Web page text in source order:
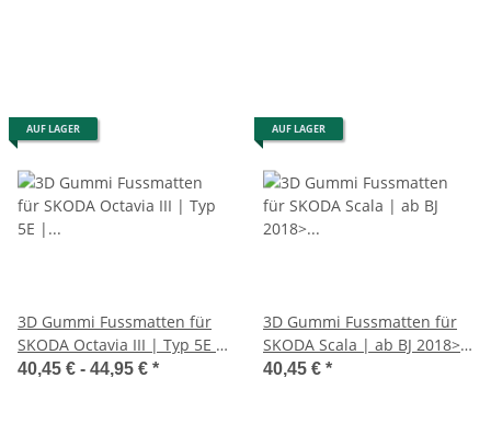
AUF LAGER
3D Gummi Fussmatten für
SKODA Octavia III | Typ 5E |
ab 2012> | passgenau +
40,45 € - 44,95 € *
AUF LAGER
3D Gummi Fussmatten für
SKODA Scala | ab BJ 2018> |
passgenau mit Rand
40,45 € *